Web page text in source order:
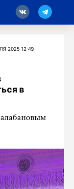
2025 12:49
в